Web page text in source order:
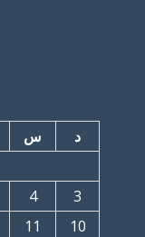
د س
3
4
10
11